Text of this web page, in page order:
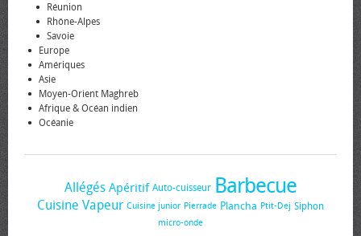
Réunion
Rhône-Alpes
Savoie
Europe
Amériques
Asie
Moyen-Orient Maghreb
Afrique & Océan indien
Océanie
Allégés Apéritif Auto-cuisseur Barbecue
Cuisine Vapeur Cuisine junior Pierrade Plancha Ptit-Dej Siphon
micro-onde